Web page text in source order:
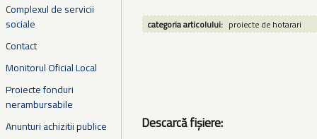
Complexul de servicii
sociale
Contact
Monitorul Oficial Local
Proiecte fonduri
nerambursabile
Anunturi achizitii publice
categoria articolului: proiecte de hotarari
Descarcă fișiere: